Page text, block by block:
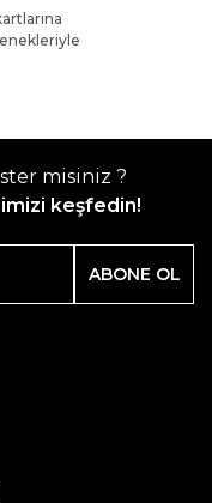
misiniz ?
keşfedin!
ABONE OL